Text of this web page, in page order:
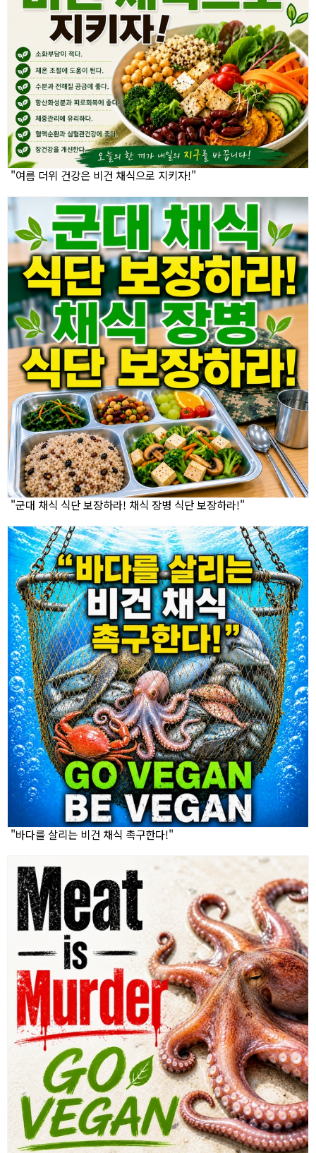
"여름 더위 건강은 비건 채식으로 지키자!"
"군대 채식 식단 보장하라! 채식 장병 식단 보장하라!"
"바다를 살리는 비건 채식 촉구한다!"